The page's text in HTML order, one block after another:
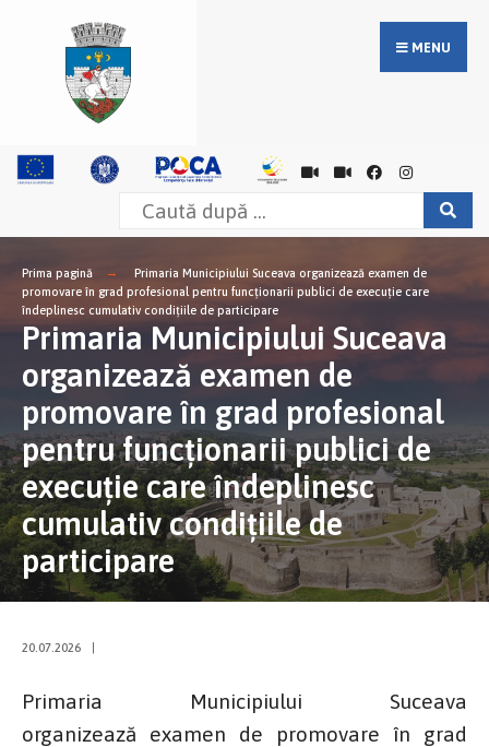
MENU
Prima pagină
Primaria Municipiului Suceava organizează examen de
promovare în grad profesional pentru funcționarii publici de execuție care
îndeplinesc cumulativ condițiile de participare
Primaria Municipiului Suceava
organizează examen de
promovare în grad profesional
pentru funcționarii publici de
execuție care îndeplinesc
cumulativ condițiile de
participare
20.07.2026
Primaria Municipiului Suceava
organizează examen de promovare în grad